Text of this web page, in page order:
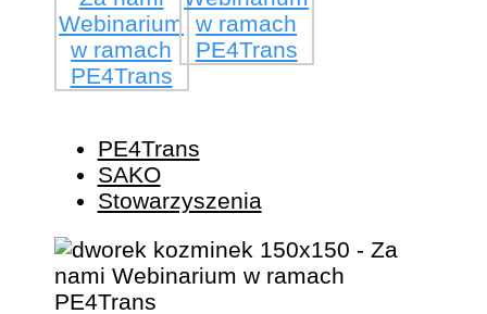
PE4Trans
SAKO
Stowarzyszenia